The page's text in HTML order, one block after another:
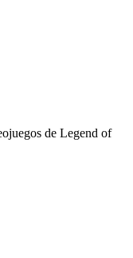
de Legend of